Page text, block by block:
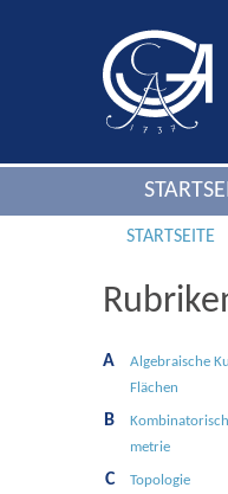
STARTSEITE
A
Alge­braische
Flä­chen
B
metrie
C Topologie